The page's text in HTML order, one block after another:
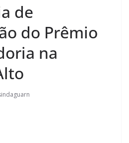
de
do Prêmio
na